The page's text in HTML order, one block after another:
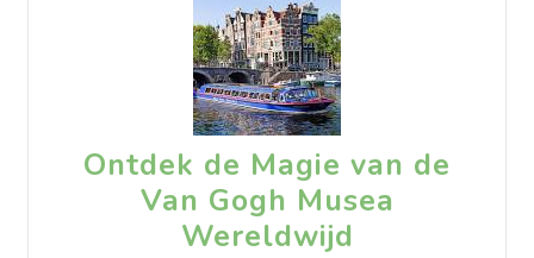
Ontdek de Magie van de
Van Gogh Musea
Wereldwijd